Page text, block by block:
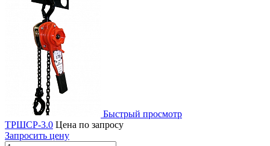
Быстрый просмотр
ТРШСР-3.0 Цена по запросу
Запросить цену